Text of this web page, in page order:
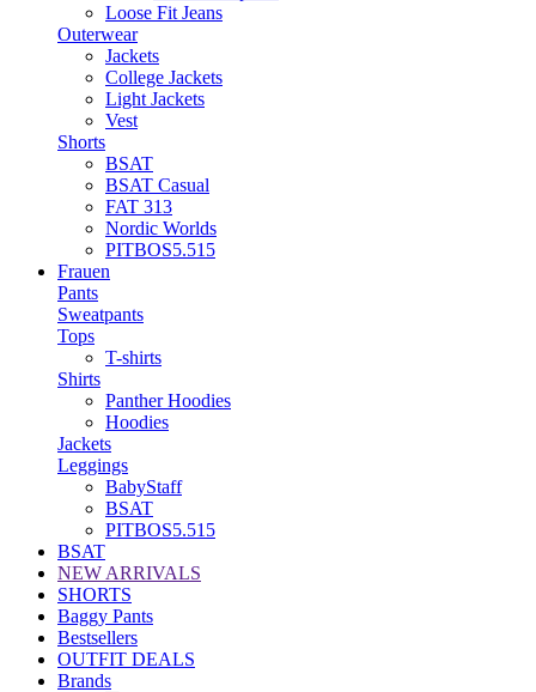
Loose Fit Jeans
Outerwear
Jackets
College Jackets
Light Jackets
Vest
Shorts
BSAT
BSAT Casual
FAT 313
Nordic Worlds
PITBOS5.515
Frauen
Pants
Sweatpants
Tops
T-shirts
Shirts
Panther Hoodies
Hoodies
Jackets
Leggings
BabyStaff
BSAT
PITBOS5.515
BSAT
NEW ARRIVALS
SHORTS
Baggy Pants
Bestsellers
OUTFIT DEALS
Brands